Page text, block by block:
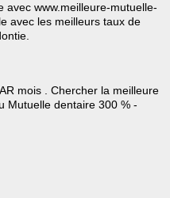
avec www.meilleure-mutuelle-
avec les meilleurs taux de
mois . Chercher la meilleure
Mutuelle dentaire 300 % -